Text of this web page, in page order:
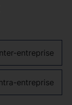
entreprise
entreprise